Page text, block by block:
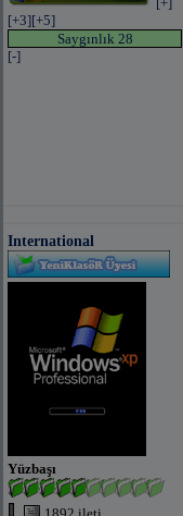
[+3][+5]
Saygınlık 28
[-]
International
Yüzbaşı